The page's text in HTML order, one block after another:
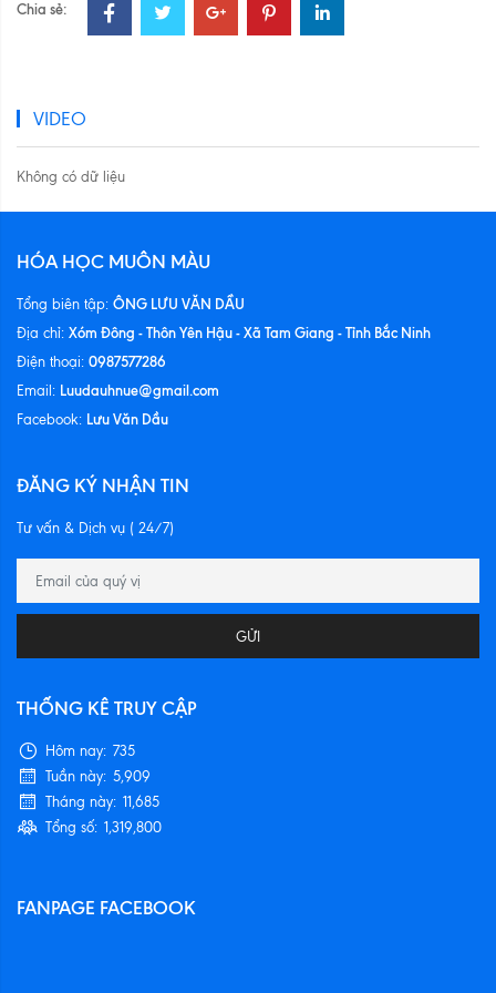
Chia sẻ:
VIDEO
Không có dữ liệu
HÓA HỌC MUÔN MÀU
Tổng biên tập: ÔNG LƯU VĂN DẦU
Địa chỉ: Xóm Đông - Thôn Yên Hậu - Xã Tam Giang - Tỉnh Bắc Ninh
Điện thoại: 0987577286
Email: Luudauhnue@gmail.com
Facebook: Lưu Văn Dầu
ĐĂNG KÝ NHẬN TIN
Tư vấn & Dịch vụ ( 24/7)
GỬI
THỐNG KÊ TRUY CẬP
Hôm nay: 735
Tuần này: 5,909
Tháng này: 11,685
Tổng số: 1,319,800
FANPAGE FACEBOOK